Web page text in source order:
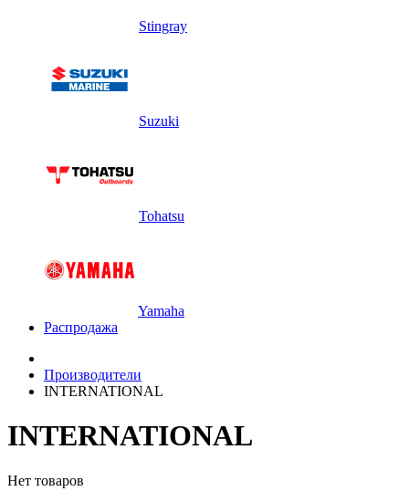
Stingray
Suzuki
Tohatsu
Yamaha
Распродажа
Производители
INTERNATIONAL
INTERNATIONAL
Нет товаров